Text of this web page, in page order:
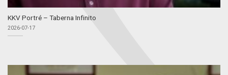
KKV Portré – Taberna Infinito
2026-07-17